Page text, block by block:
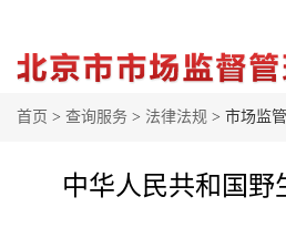
首页 > 查询服务 > 法律法规 > 市场监
中华人民共和国野